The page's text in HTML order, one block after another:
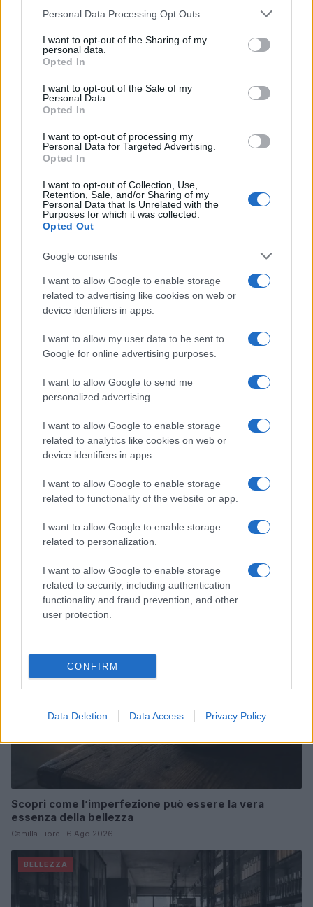
Please note that this website/app uses one or more Google
not limited to your visit or usage behaviour. You may click to
grant or deny consent to Google and its third-party tags to
use your data for below specified purposes in below Google
consent section.
Personal Data Processing Opt Outs
I want to opt-out of the Sharing of my
personal data.
Opted In
I want to opt-out of the Sale of my
Personal Data.
Opted In
I want to opt-out of processing my
Personal Data for Targeted Advertising.
Opted In
I want to opt-out of Collection, Use,
Retention, Sale, and/or Sharing of my
Personal Data that Is Unrelated with the
Purposes for which it was collected.
Opted Out
Google consents
I want to allow Google to enable storage
related to advertising like cookies on web or
device identifiers in apps.
I want to allow my user data to be sent to
Google for online advertising purposes.
I want to allow Google to send me
personalized advertising.
I want to allow Google to enable storage
related to analytics like cookies on web or
device identifiers in apps.
I want to allow Google to enable storage
related to functionality of the website or app.
I want to allow Google to enable storage
related to personalization.
I want to allow Google to enable storage
related to security, including authentication
functionality and fraud prevention, and other
user protection.
CONFIRM
Data Deletion Data Access Privacy Policy
Continua a leggere
LIFESTYLE
Esplorare il Giardino delle Meraviglie: piante
Cristian Castiglioni · 6 Ago 2026
Scopri come l’imperfezione può essere la vera
essenza della bellezza
Camilla Fiore · 6 Ago 2026
BELLEZZA